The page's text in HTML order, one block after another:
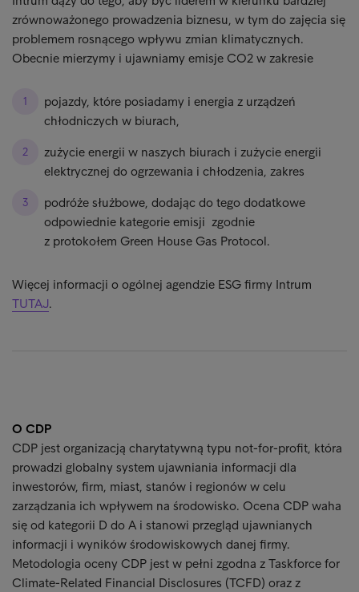
zrównoważonego prowadzenia biznesu, w tym do zajęcia się
problemem rosnącego wpływu zmian klimatycznych.
Obecnie mierzymy i ujawniamy emisje CO2 w zakresie
pojazdy, które posiadamy i energia z urządzeń
chłodniczych w biurach,
zużycie energii w naszych biurach i zużycie energii
elektrycznej do ogrzewania i chłodzenia, zakres
podróże służbowe, dodając do tego dodatkowe
odpowiednie kategorie emisji zgodnie
z protokołem Green House Gas Protocol.
Więcej informacji o ogólnej agendzie ESG firmy Intrum
TUTAJ.
O CDP
CDP jest organizacją charytatywną typu not-for-profit, która
prowadzi globalny system ujawniania informacji dla
inwestorów, firm, miast, stanów i regionów w celu
zarządzania ich wpływem na środowisko. Ocena CDP waha
się od kategorii D do A i stanowi przegląd ujawnianych
informacji i wyników środowiskowych danej firmy.
Metodologia oceny CDP jest w pełni zgodna z Taskforce for
Climate-Related Financial Disclosures (TCFD) oraz z